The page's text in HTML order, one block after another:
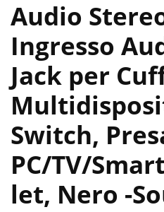
Audio
Ingresso
Jack per
Switch,
‎PC/TV/
let, Nero -